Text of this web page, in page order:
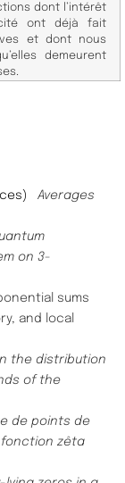
dont l’intérêt
ont déjà fait
et dont nous
demeurent
Averages
on 3-
sums
and local
the distribution
of the
de points de
zêta